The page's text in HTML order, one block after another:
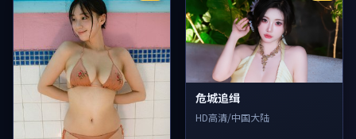
危城追缉
HD高清/中国大陆